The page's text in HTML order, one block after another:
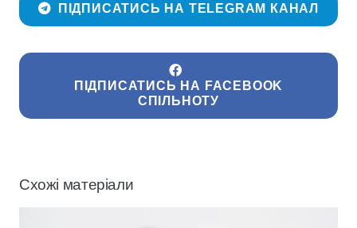
ПІДПИСАТИСЬ НА TELEGRAM КАНАЛ
ПІДПИСАТИСЬ НА FACEBOOK
СПІЛЬНОТУ
Схожі матеріали